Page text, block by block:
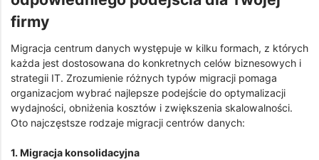
firmy
Migracja centrum danych występuje w kilku formach, z których
każda jest dostosowana do konkretnych celów biznesowych i
strategii IT. Zrozumienie różnych typów migracji pomaga
organizacjom wybrać najlepsze podejście do optymalizacji
wydajności, obniżenia kosztów i zwiększenia skalowalności.
Oto najczęstsze rodzaje migracji centrów danych:
1. Migracja konsolidacyjna